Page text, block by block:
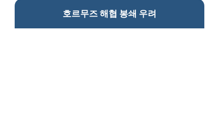
호르무즈 해협 봉쇄 우려